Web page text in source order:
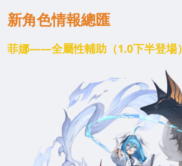
新角色情報總匯
菲娜——全屬性輔助（1.0下半登場）